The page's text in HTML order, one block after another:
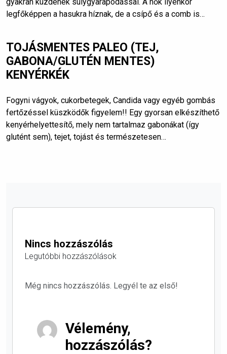
legfőképpen a hasukra híznak, de a csípő és a comb is…
TOJÁSMENTES PALEO (TEJ,
GABONA/GLUTÉN MENTES)
KENYÉRKÉK
Fogyni vágyok, cukorbetegek, Candida vagy egyéb gombás
fertőzéssel küszködők figyelem!! Egy gyorsan elkészíthető
kenyérhelyettesítő, mely nem tartalmaz gabonákat (így
glutént sem), tejet, tojást és természetesen…
Nincs hozzászólás
Legutóbbi hozzászólások
Még nincs hozzászólás. Legyél te az első!
Vélemény,
hozzászólás?